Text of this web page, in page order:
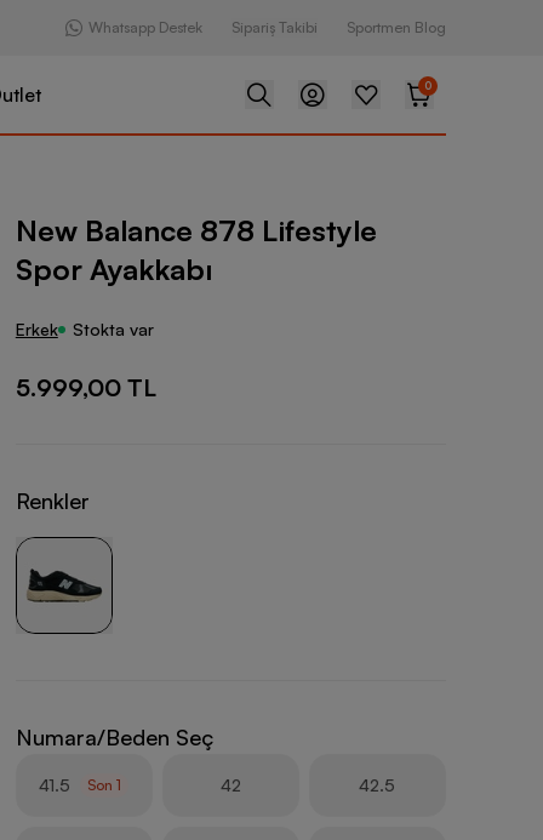
Whatsapp Destek Sipariş Takibi Sportmen Blog
0
878 Lifestyle Spor Ayakkabı
New Balance 878 Lifestyle
Spor Ayakkabı
Erkek Stokta var
5.999,00 TL
Renkler
Numara/Beden Seç
41.5 Son1 42 42.5